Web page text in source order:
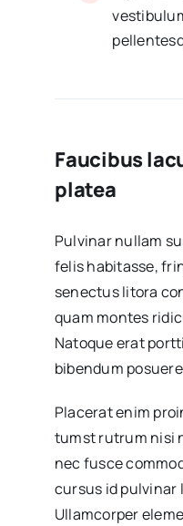
Faucibus
platea
Pulvinar nullam
felis habitasse,
senectus litora
quam montes
Natoque erat
bibendum
Placerat enim
tumst rutrum nisi
nec fusce
cursus id pulvinar
Ullamcorper